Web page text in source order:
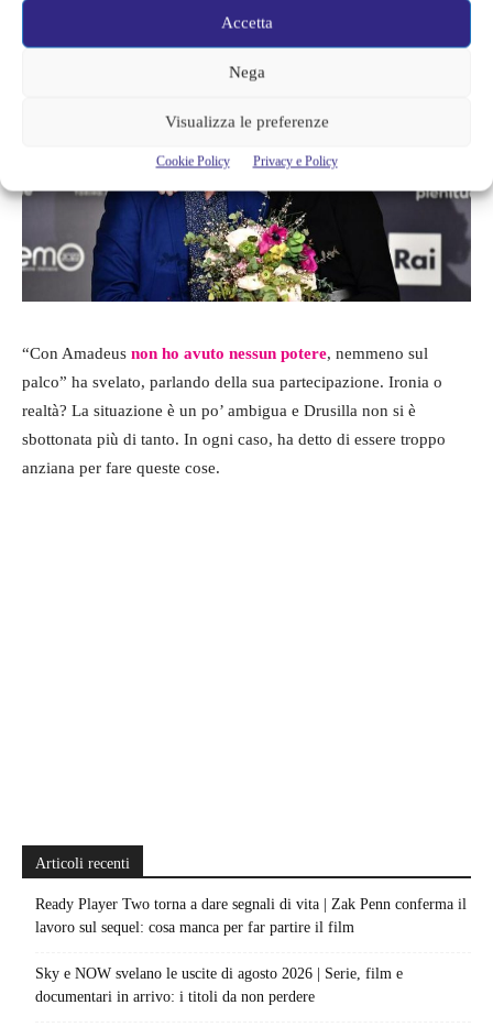
Accetta
Nega
Visualizza le preferenze
Cookie Policy Privacy e Policy
“Con Amadeus non ho avuto nessun potere, nemmeno sul
palco” ha svelato, parlando della sua partecipazione. Ironia o
realtà? La situazione è un po’ ambigua e Drusilla non si è
sbottonata più di tanto. In ogni caso, ha detto di essere troppo
anziana per fare queste cose.
Articoli recenti
Ready Player Two torna a dare segnali di vita | Zak Penn conferma il
lavoro sul sequel: cosa manca per far partire il film
Sky e NOW svelano le uscite di agosto 2026 | Serie, film e
documentari in arrivo: i titoli da non perdere